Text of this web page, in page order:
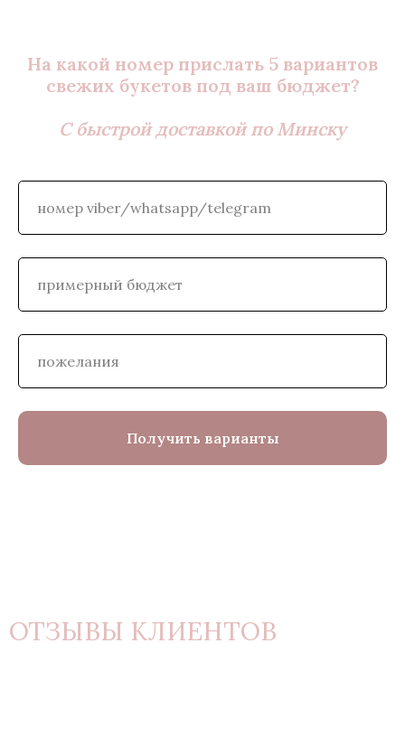
На какой номер прислать 5 вариантов
свежих букетов под ваш бюджет?
С быстрой доставкой по Минску
Получить варианты
ОТЗЫВЫ КЛИЕНТОВ